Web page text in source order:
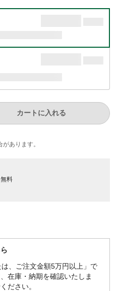
カートに入れる
あります。
料
は、ご注文金額5万円以上」で
在庫・納期を確認いたしま
ださい。